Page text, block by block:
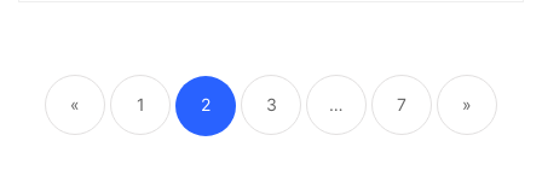
articole
« 1 2 3 … 7 »